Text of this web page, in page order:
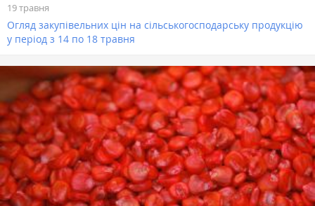
19 травня
Огляд закупівельних цін на сільськогосподарську продукцію
у період з 14 по 18 травня